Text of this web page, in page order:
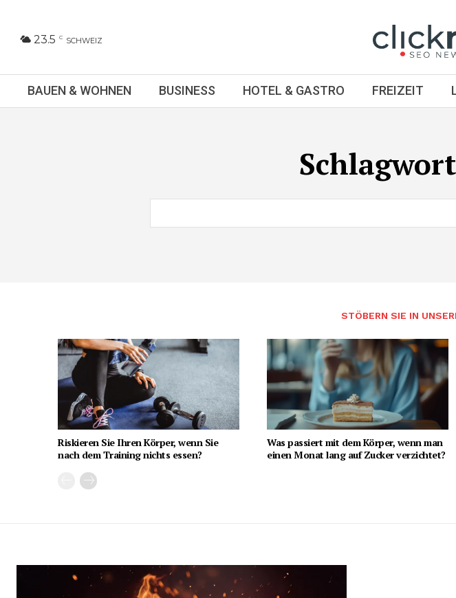
23.5 C SCHWEIZ
BAUEN & WOHNEN BUSINESS HOTEL & GASTRO FREIZEIT
STÖBERN SIE IN
Riskieren Sie Ihren Körper, wenn Sie
nach dem Training nichts essen?
Was passiert mit dem Körper, wenn man
einen Monat lang auf Zucker verzichtet?